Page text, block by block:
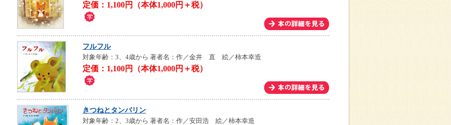
定価：1,100円（本体1,000円＋税）
フルフル
対象年齢：3、4歳から 著者名：作／金井 直 絵／柿本幸造
定価：1,100円（本体1,000円＋税）
きつねとタンバリン
対象年齢：2、3歳から 著者名：作／安田浩 絵／柿本幸造